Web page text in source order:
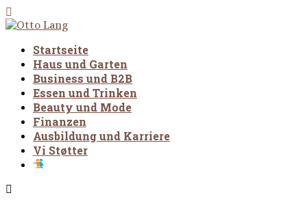
Startseite
Haus und Garten
Business und B2B
Essen und Trinken
Beauty und Mode
Finanzen
Ausbildung und Karriere
Vi Støtter